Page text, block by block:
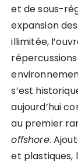
et de sous-
expansion
illimitée,
s’est
aujourd’hui
au premier
offshore.
et plastiques,